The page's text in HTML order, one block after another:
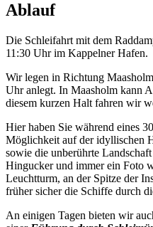
Ablauf
Die Schleifahrt mit dem
11:30 Uhr im Kappelner Hafen.
Wir legen in Richtung
Uhr anlegt. In Maasholm kann
diesem kurzen Halt fahren wir
Hier haben Sie während eines
Möglichkeit auf der idyllischen
sowie die unberührte
Hingucker und immer ein Foto
Leuchtturm, an der Spitze der
früher sicher die Schiffe durch
An einigen Tagen bieten wir